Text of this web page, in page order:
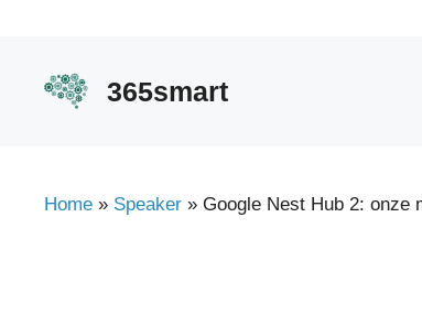
inhoud
365smart
Home » Speaker » Google Nest Hub 2: onze